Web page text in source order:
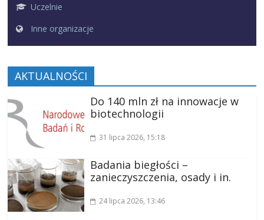
Uczelnie
Inne organizacje
AKTUALNOŚCI
Do 140 mln zł na innowacje w
biotechnologii
31 lipca 2026, 15:18
Badania biegłości –
zanieczyszczenia, osady i in.
24 lipca 2026, 13:46